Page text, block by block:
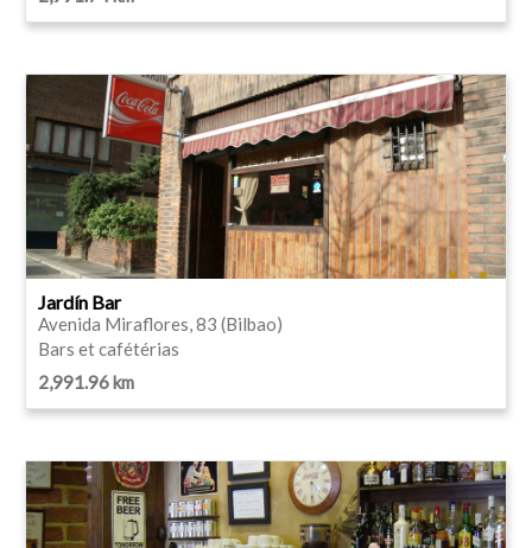
Jardín Bar
Avenida Miraflores, 83 (Bilbao)
Bars et cafétérias
2,991.96 km